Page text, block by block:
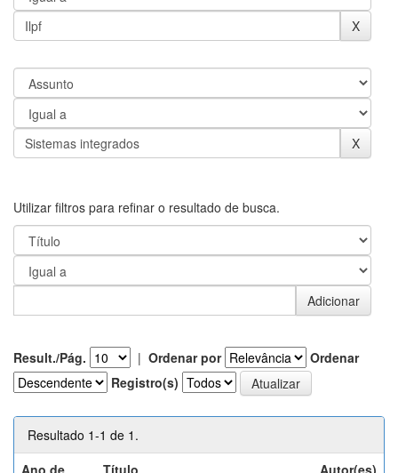
Utilizar filtros para refinar o resultado de busca.
Result./Pág. | Ordenar por
Ordenar
Registro(s)
Resultado 1-1 de 1.
Ano de
Título Autor(es)